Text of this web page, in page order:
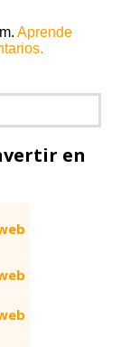
Aprende
en